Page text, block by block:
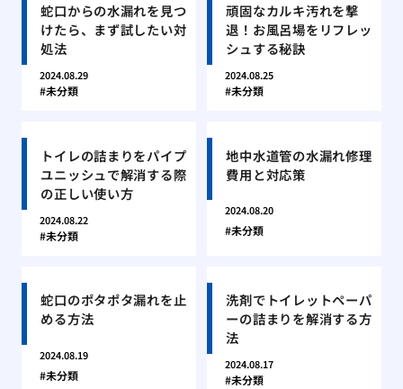
蛇口からの水漏れを見つ
けたら、まず試したい対
処法
2024.08.29
未分類
頑固なカルキ汚れを撃
退！お風呂場をリフレッ
シュする秘訣
2024.08.25
未分類
トイレの詰まりをパイプ
ユニッシュで解消する際
の正しい使い方
2024.08.22
未分類
地中水道管の水漏れ修理
費用と対応策
2024.08.20
未分類
蛇口のポタポタ漏れを止
める方法
2024.08.19
未分類
洗剤でトイレットペーパ
ーの詰まりを解消する方
法
2024.08.17
未分類